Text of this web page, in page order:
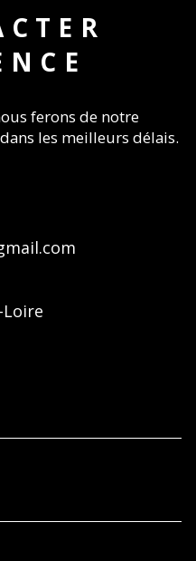
ferons de notre
les meilleurs délais.
Loire